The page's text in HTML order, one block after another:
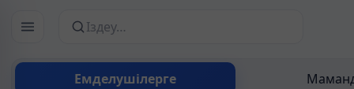
Емделушілерге
Сайттан іздеу